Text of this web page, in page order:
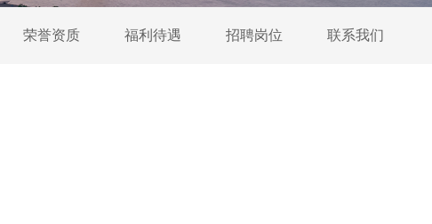
荣誉资质 福利待遇 招聘岗位 联系我们